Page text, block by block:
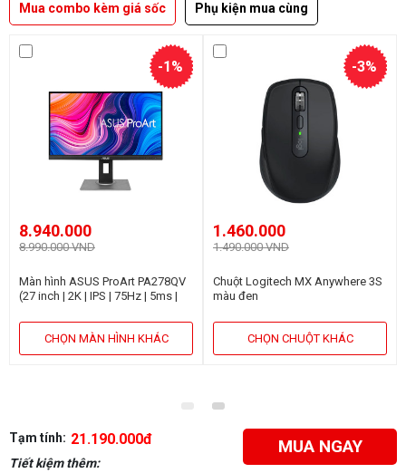
Mua combo kèm giá sốc Phụ kiện mua cùng
8.940.000
8.990.000 VND
-1%
Màn hình ASUS ProArt PA278QV
(27 inch | 2K | IPS | 75Hz | 5ms |
CHỌN MÀN HÌNH KHÁC
1.460.000
1.490.000 VND
-3%
Chuột Logitech MX Anywhere 3S
màu đen
CHỌN CHUỘT KHÁC
Tạm tính: 21.190.000đ
Tiết kiệm thêm:
MUA NGAY